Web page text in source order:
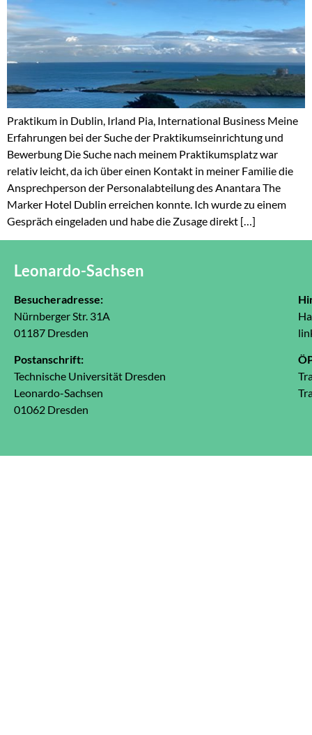
Praktikum in Dublin, Irland Pia, International Business Meine
Erfahrungen bei der Suche der Praktikumseinrichtung und
Bewerbung Die Suche nach meinem Praktikumsplatz war
relativ leicht, da ich über einen Kontakt in meiner Familie die
Ansprechperson der Personalabteilung des Anantara The
Marker Hotel Dublin erreichen konnte. Ich wurde zu einem
Gespräch eingeladen und habe die Zusage direkt […]
Leonardo-Sachsen
Besucheradresse:
Nürnberger Str. 31A
01187 Dresden
Postanschrift:
Technische Universität Dresden
Leonardo-Sachsen
01062 Dresden